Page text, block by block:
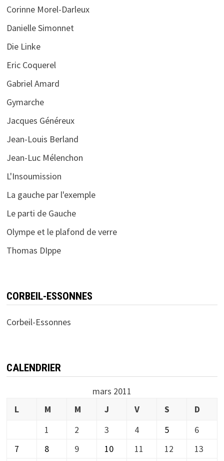
Corinne Morel-Darleux
Danielle Simonnet
Die Linke
Eric Coquerel
Gabriel Amard
Gymarche
Jacques Généreux
Jean-Louis Berland
Jean-Luc Mélenchon
L'Insoumission
La gauche par l'exemple
Le parti de Gauche
Olympe et le plafond de verre
Thomas DIppe
CORBEIL-ESSONNES
Corbeil-Essonnes
CALENDRIER
mars 2011
L
M M J V S
D
1
2 3 4 5
6
7
8 9 10 11 12
13